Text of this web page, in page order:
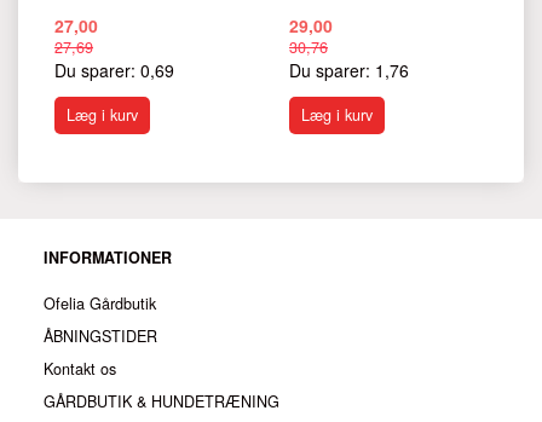
27,00
27,69
Du sparer: 0,69
Læg i kurv
29,00
30,76
Du sparer: 1,76
Læg i kurv
INFORMATIONER
Ofelia Gårdbutik
ÅBNINGSTIDER
Kontakt os
GÅRDBUTIK & HUNDETRÆNING